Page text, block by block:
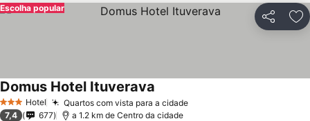
Partilhar
Escolha popular
3 EstrelasHotel Quartos com vista para a cidade
Domus Hotel Ituverava
7,4 677 a 1.2 km de Centro da cidade